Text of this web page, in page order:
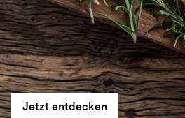
Jetzt entdecken